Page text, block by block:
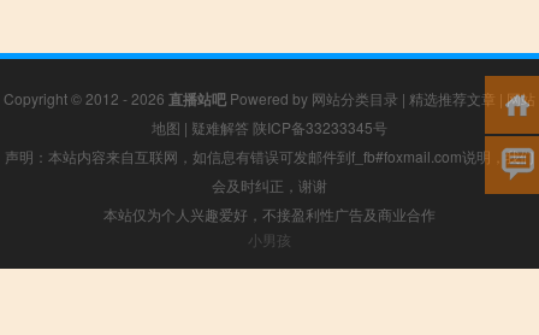
Copyright © 2012 - 2026 直播站吧 Powered by 网站分类目录 | 精选推荐文章 | 网站
地图 | 疑难解答 陕ICP备33233345号
声明：本站内容来自互联网，如信息有错误可发邮件到f_fb#foxmail.com说明，我们
会及时纠正，谢谢
本站仅为个人兴趣爱好，不接盈利性广告及商业合作
小男孩